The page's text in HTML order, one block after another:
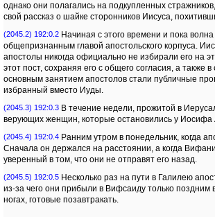
однако они полагались на подкупленных
свой рассказ о шайке сторонников Иисуса,
(2045.2) 192:0.2 Начиная с этого времени и пока
общепризнанным главой апостольского корпуса.
апостолы никогда официально не избирали его на
этот пост, сохраняя его с общего согласия, а также
основным занятием апостолов стали публичные
избранный вместо Иуды.
(2045.3) 192:0.3 В течение недели, прожитой в
верующих женщин, которые остановились у Иосифа
(2045.4) 192:0.4 Ранним утром в понедельник, когда
Сначала он держался на расстоянии, а когда
уверенный в том, что они не отправят его назад.
(2045.5) 192:0.5 Несколько раз на пути в Галилею
из-за чего они прибыли в Вифсаиду только
ногах, готовые позавтракать.